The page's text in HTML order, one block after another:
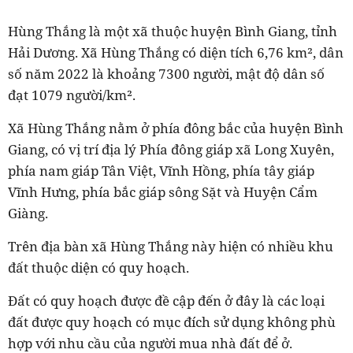
Hùng Thắng là một xã thuộc huyện Bình Giang, tỉnh
Hải Dương. Xã Hùng Thắng có diện tích 6,76 km², dân
số năm 2022 là khoảng 7300 người, mật độ dân số
đạt 1079 người/km².
Xã Hùng Thắng nằm ở phía đông bắc của huyện Bình
Giang, có vị trí địa lý Phía đông giáp xã Long Xuyên,
phía nam giáp Tân Việt, Vĩnh Hồng, phía tây giáp
Vĩnh Hưng, phía bắc giáp sông Sặt và Huyện Cẩm
Giàng.
Trên địa bàn xã Hùng Thắng này hiện có nhiều khu
đất thuộc diện có quy hoạch.
Đất có quy hoạch được đề cập đến ở đây là các loại
đất được quy hoạch có mục đích sử dụng không phù
hợp với nhu cầu của người mua nhà đất để ở.